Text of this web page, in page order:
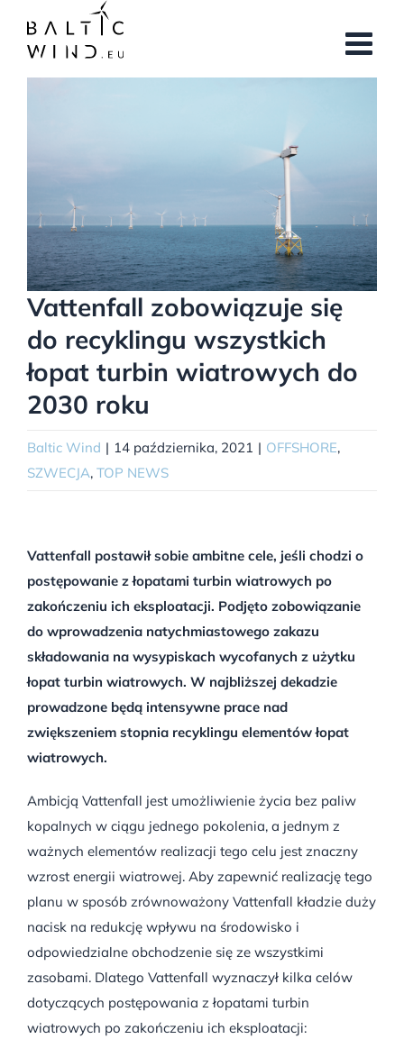
zawartości
Vattenfall zobowiązuje się
do recyklingu wszystkich
łopat turbin wiatrowych do
2030 roku
Baltic Wind | 14 października, 2021 | OFFSHORE,
SZWECJA, TOP NEWS
Vattenfall postawił sobie ambitne cele, jeśli chodzi o
postępowanie z łopatami turbin wiatrowych po
zakończeniu ich eksploatacji. Podjęto zobowiązanie
do wprowadzenia natychmiastowego zakazu
składowania na wysypiskach wycofanych z użytku
łopat turbin wiatrowych. W najbliższej dekadzie
prowadzone będą intensywne prace nad
zwiększeniem stopnia recyklingu elementów łopat
wiatrowych.
Ambicją Vattenfall jest umożliwienie życia bez paliw
kopalnych w ciągu jednego pokolenia, a jednym z
ważnych elementów realizacji tego celu jest znaczny
wzrost energii wiatrowej. Aby zapewnić realizację tego
planu w sposób zrównoważony Vattenfall kładzie duży
nacisk na redukcję wpływu na środowisko i
odpowiedzialne obchodzenie się ze wszystkimi
zasobami. Dlatego Vattenfall wyznaczył kilka celów
dotyczących postępowania z łopatami turbin
wiatrowych po zakończeniu ich eksploatacji: